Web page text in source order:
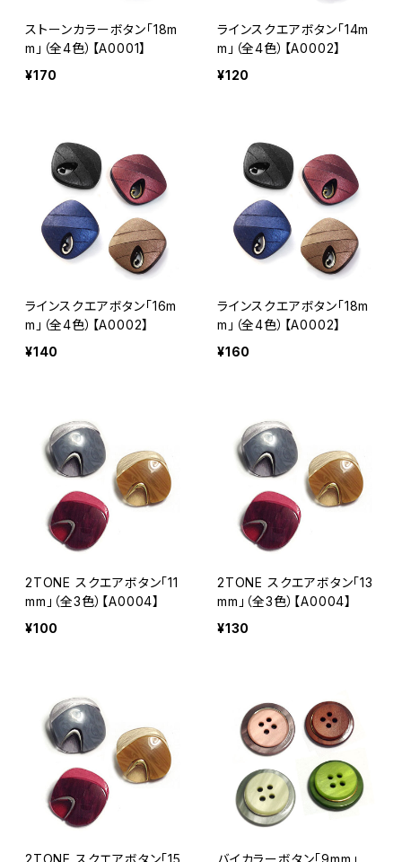
ストーンカラーボタン「18m
m」（全4色）【A0001】
¥170
ラインスクエアボタン「14m
m」（全4色）【A0002】
¥120
ラインスクエアボタン「16m
m」（全4色）【A0002】
¥140
ラインスクエアボタン「18m
m」（全4色）【A0002】
¥160
2TONE スクエアボタン「11
mm」（全3色）【A0004】
¥100
2TONE スクエアボタン「13
mm」（全3色）【A0004】
¥130
2TONE スクエアボタン「15 バイカラーボタン「9mm」